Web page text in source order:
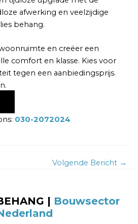
afwerking en veelzijdige
behang.
en creëer een
comfort en klasse. Kies voor
tegen een aanbiedingsprijs.
030-2072024
Volgende Bericht →
| Bouwsector